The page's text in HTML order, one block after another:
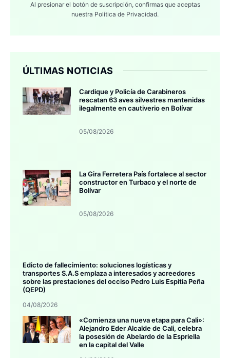
Al presionar el botón de suscripción, confirmas que aceptas
nuestra Política de Privacidad.
ÚLTIMAS NOTICIAS
Cardique y Policía de Carabineros
rescatan 63 aves silvestres mantenidas
ilegalmente en cautiverio en Bolívar
05/08/2026
La Gira Ferretera País fortalece al sector
constructor en Turbaco y el norte de
Bolívar
05/08/2026
Edicto de fallecimiento: soluciones logísticas y
transportes S.A.S emplaza a interesados y acreedores
sobre las prestaciones del occiso Pedro Luis Espitia Peña
(QEPD)
04/08/2026
«Comienza una nueva etapa para Cali»:
Alejandro Eder Alcalde de Cali, celebra
la posesión de Abelardo de la Espriella
en la capital del Valle